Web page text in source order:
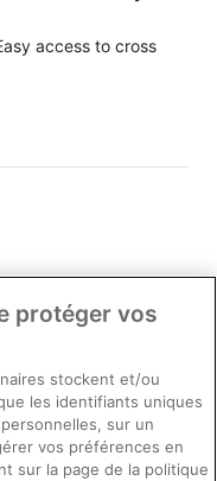
access to cross
service, équipements
pool with massaging
windows or
Well done and a
protéger vos
stockent et/ou
les identifiants uniques
sur un
vos préférences en
sur la page de la politique